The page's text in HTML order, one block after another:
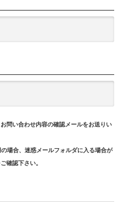
問い合わせ内容の確認メールをお送りい
場合、迷惑メールフォルダに入る場合が
確認下さい。